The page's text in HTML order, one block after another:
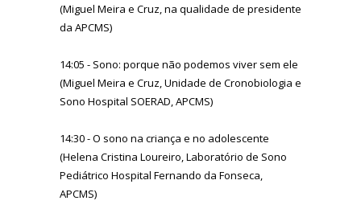
(Miguel Meira e Cruz, na qualidade de presidente
da APCMS)
14:05 - Sono: porque não podemos viver sem ele
(Miguel Meira e Cruz, Unidade de Cronobiologia e
Sono Hospital SOERAD, APCMS)
14:30 - O sono na criança e no adolescente
(Helena Cristina Loureiro, Laboratório de Sono
Pediátrico Hospital Fernando da Fonseca,
APCMS)